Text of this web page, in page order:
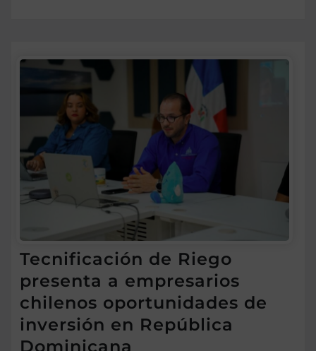
Tecnificación de Riego
presenta a empresarios
chilenos oportunidades de
inversión en República
Dominicana